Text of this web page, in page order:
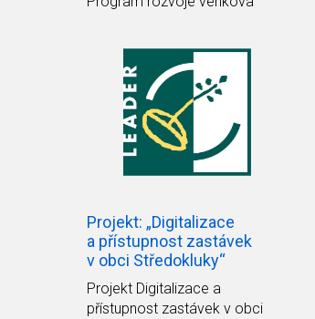
Projekt: „Digitalizace
a přístupnost zastávek
v obci Středokluky“
Projekt Digitalizace a
přístupnost zastávek v obci